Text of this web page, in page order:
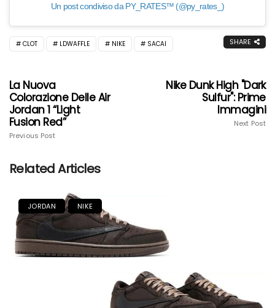
Un post condiviso da PY_RATES™️ (@py_rates_)
CLOT LDWAFFLE NIKE SACAI SHARE
La Nuova
Colorazione Delle Air
Jordan 1 “Light
Fusion Red”
Previous Post
Nike Dunk High "Dark
Sulfur": Prime
Immagini
Next Post
Related Articles
JORDAN NIKE